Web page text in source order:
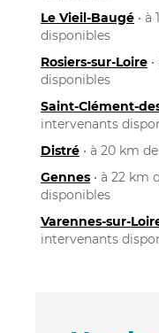
Le Vieil-Baugé •
disponibles
Rosiers-sur-Loire
disponibles
Saint-Clément-
intervenants
Distré • à 20 km
Gennes • à 22 km
disponibles
Varennes-sur-
intervenants